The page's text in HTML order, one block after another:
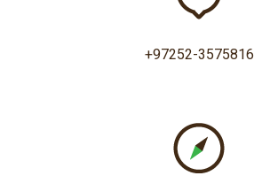
+97252-3575816